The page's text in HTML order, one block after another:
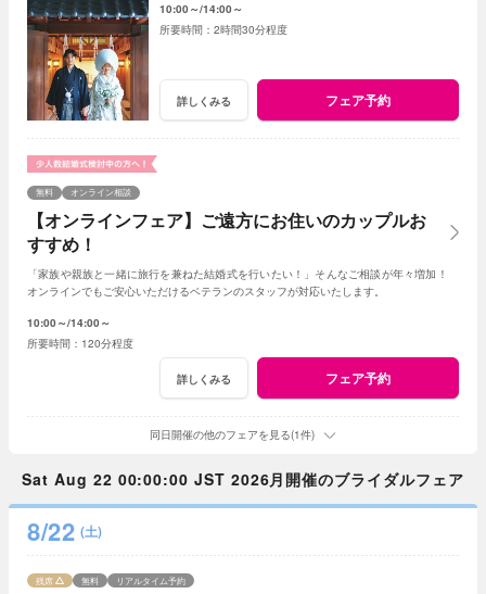
10:00～ 14:00～
2時間30分程度
詳しくみる フェア予約
【オンラインフェア】ご遠方にお住いのカップルお
すすめ！
無料 オンライン相談
「家族や親族と一緒に旅行を兼ねた結婚式を行いたい！」そんなご相談が年々増加！
オンラインでもご安心いただけるベテランのスタッフが対応いたします。
10:00～ 14:00～
120分程度
詳しくみる フェア予約
同日開催の他のフェアを見る(1件)
Sat Aug 22 00:00:00 JST 2026月開催のブライダルフェア
8/22 (土)
残席 無料 リアルタイム予約